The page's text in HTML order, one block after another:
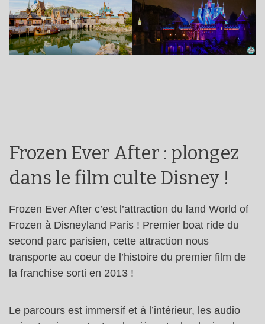
Frozen Ever After : plongez
dans le film culte Disney !
Frozen Ever After c’est l’attraction du land World of
Frozen à Disneyland Paris ! Premier boat ride du
second parc parisien, cette attraction nous
transporte au coeur de l’histoire du premier film de
la franchise sorti en 2013 !
Le parcours est immersif et à l’intérieur, les audio